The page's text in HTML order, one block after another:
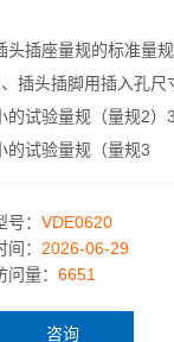
头插座量规的标准量
插头插脚用插入孔尺
的试验量规（量规2）
的试验量规（量规3
号： VDE0620
间： 2026-06-29
问量： 6651
咨询